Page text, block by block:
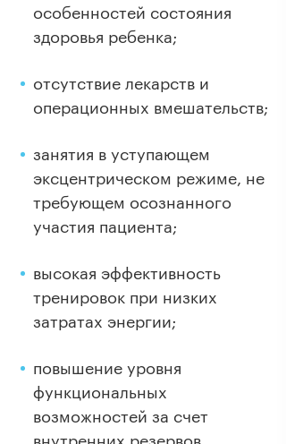
особенностей состояния
здоровья ребенка;
отсутствие лекарств и
операционных вмешательств;
занятия в уступающем
эксцентрическом режиме, не
требующем осознанного
участия пациента;
высокая эффективность
тренировок при низких
затратах энергии;
повышение уровня
функциональных
возможностей за счет
внутренних резервов